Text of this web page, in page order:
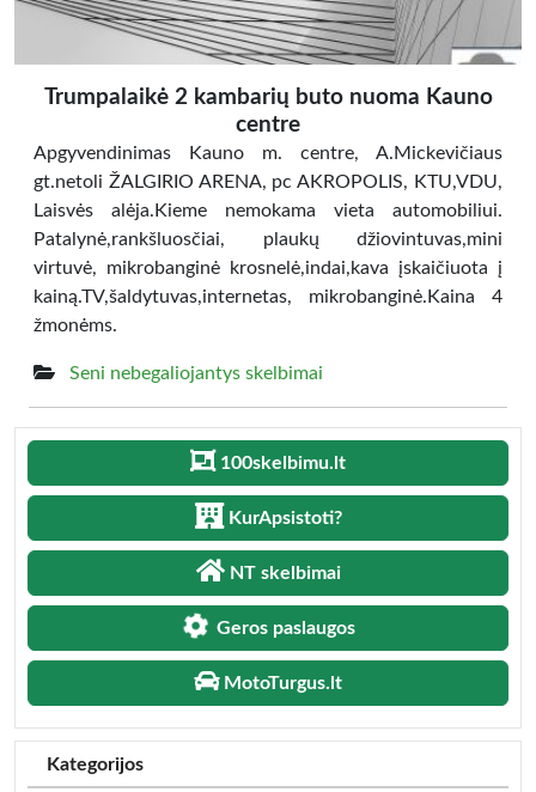
Trumpalaikė 2 kambarių buto nuoma Kauno
centre
Apgyvendinimas Kauno m. centre, A.Mickevičiaus
gt.netoli ŽALGIRIO ARENA, pc AKROPOLIS, KTU,VDU,
Laisvės alėja.Kieme nemokama vieta automobiliui.
Patalynė,rankšluosčiai, plaukų džiovintuvas,mini
virtuvė, mikrobanginė krosnelė,indai,kava įskaičiuota į
kainą.TV,šaldytuvas,internetas, mikrobanginė.Kaina 4
žmonėms.
Seni nebegaliojantys skelbimai
100skelbimu.lt
KurApsistoti?
NT skelbimai
Geros paslaugos
MotoTurgus.lt
Kategorijos